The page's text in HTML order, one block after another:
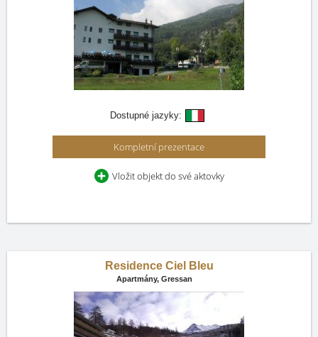
Dostupné jazyky:
Kompletní prezentace
Vložit objekt do své aktovky
Residence Ciel Bleu
Apartmány, Gressan